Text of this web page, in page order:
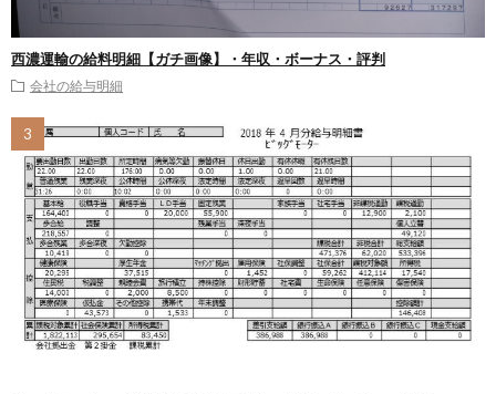
西濃運輸の給料明細【ガチ画像】・年収・ボーナス・評判
会社の給与明細